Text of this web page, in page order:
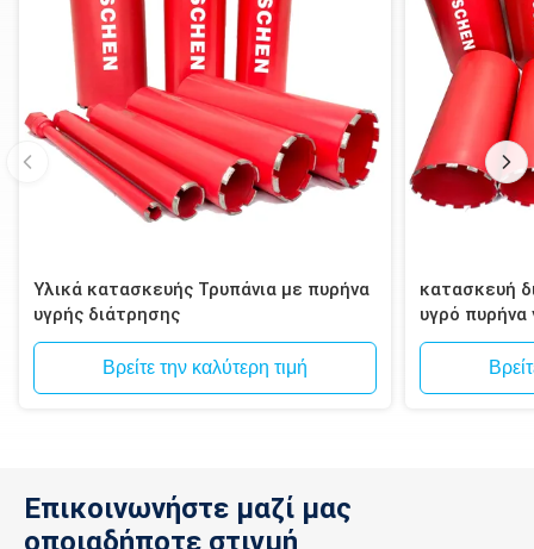
Υλικά κατασκευής Τρυπάνια με πυρήνα
υγρής διάτρησης
Βρείτε την καλύτερη τιμή
κατασκευή
υγρό
τοιχοποιία,
Επικοινωνήστε μαζί μας
οποιαδήποτε στιγμή